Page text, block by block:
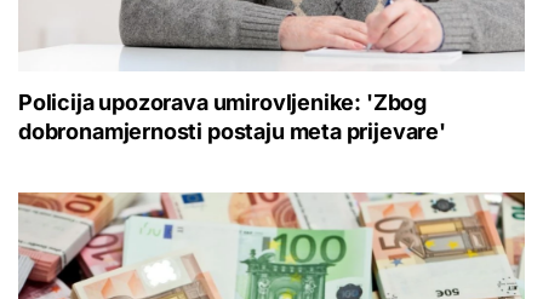
Policija upozorava umirovljenike: 'Zbog
dobronamjernosti postaju meta prijevare'